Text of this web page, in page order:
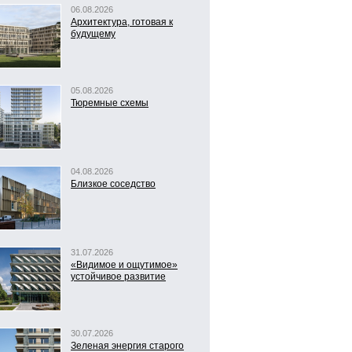
06.08.2026
Архитектура, готовая к
будущему
05.08.2026
Тюремные схемы
04.08.2026
Близкое соседство
31.07.2026
«Видимое и ощутимое»
устойчивое развитие
30.07.2026
Зеленая энергия старого